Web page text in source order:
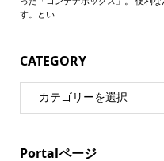
CATEGORY
Portalページ